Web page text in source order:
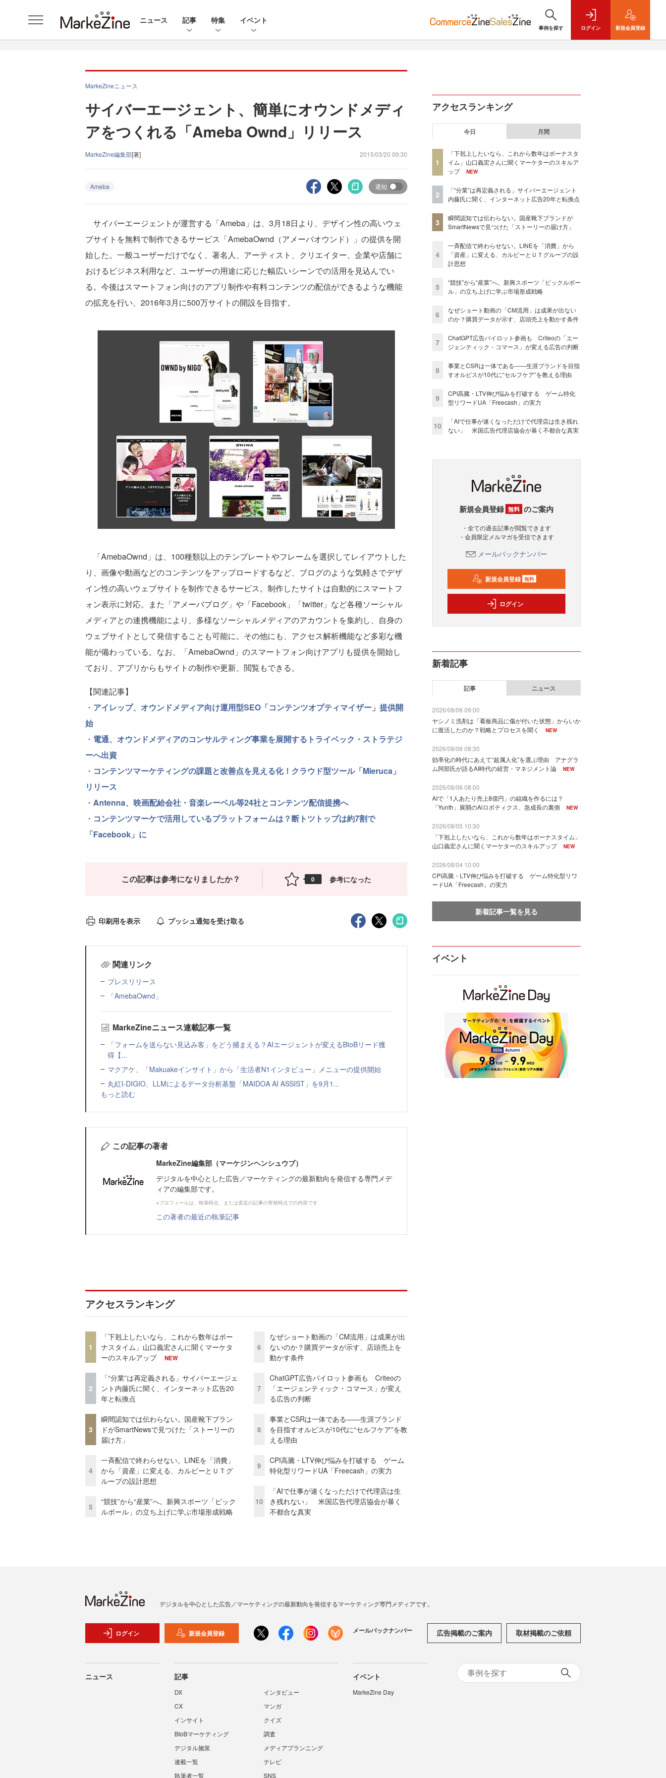
ニュース 記事 特集 イベント
事例を探す ログイン 新規会員登録
MarkeZineニュース
サイバーエージェント、簡単にオウンドメディ
アをつくれる「Ameba Ownd」リリース
MarkeZine編集部[著] 2015/03/20 09:30
Ameba 通知
サイバーエージェントが運営する「Ameba」は、3月18日より、デザイン性の高いウェ
ブサイトを無料で制作できるサービス「AmebaOwnd（アメーバオウンド）」の提供を開
始した。一般ユーザーだけでなく、著名人、アーティスト、クリエイター、企業や店舗に
おけるビジネス利用など、ユーザーの用途に応じた幅広いシーンでの活用を見込んでい
る。今後はスマートフォン向けのアプリ制作や有料コンテンツの配信ができるような機能
の拡充を行い、2016年3月に500万サイトの開設を目指す。
「AmebaOwnd」は、100種類以上のテンプレートやフレームを選択してレイアウトした
り、画像や動画などのコンテンツをアップロードするなど、ブログのような気軽さでデザ
イン性の高いウェブサイトを制作できるサービス。制作したサイトは自動的にスマートフ
ォン表示に対応。また「アメーバブログ」や「Facebook」「twitter」など各種ソーシャル
メディアとの連携機能により、多様なソーシャルメディアのアカウントを集約し、自身の
ウェブサイトとして発信することも可能に。その他にも、アクセス解析機能など多彩な機
能が備わっている。なお、「AmebaOwnd」のスマートフォン向けアプリも提供を開始し
ており、アプリからもサイトの制作や更新、閲覧もできる。
【関連記事】
・ アイレップ、オウンドメディア向け運用型SEO「コンテンツオプティマイザー」提供開
始
・ 電通、オウンドメディアのコンサルティング事業を展開するトライベック・ストラテジ
ーへ出資
・ コンテンツマーケティングの課題と改善点を見える化！クラウド型ツール「Mieruca」
リリース
・ Antenna、映画配給会社・音楽レーベル等24社とコンテンツ配信提携へ
・ コンテンツマーケで活用しているプラットフォームは？断トツトップは約7割で
「Facebook」に
この記事は参考になりましたか？ 0 参考になった
印刷用を表示 プッシュ通知を受け取る
関連リンク
プレスリリース
「AmebaOwnd」
MarkeZineニュース連載記事一覧
「フォームを送らない見込み客」をどう捕まえる？AIエージェントが変えるBtoBリード獲
得【...
マクアケ、「Makuakeインサイト」から「生活者N1インタビュー」メニューの提供開始
丸紅I-DIGIO、LLMによるデータ分析基盤「MAIDOA AI ASSIST」を9月1...
もっと読む
この記事の著者
MarkeZine編集部（マーケジンヘンシュウブ）
デジタルを中心とした広告／マーケティングの最新動向を発信する専門メデ
ィアの編集部です。
※プロフィールは、執筆時点、または直近の記事の寄稿時点での内容です
この著者の最近の執筆記事
アクセスランキング
1
「下剋上したいなら、これから数年はボー
ナスタイム」山口義宏さんに聞くマーケタ
ーのスキルアップ
NEW
2
「“分業”は再定義される」サイバーエージェ
ント内藤氏に聞く、インターネット広告20
年と転換点
3
瞬間認知では伝わらない。国産靴下ブラン
ドがSmartNewsで見つけた「ストーリーの
届け方」
4
一斉配信で終わらせない。LINEを「消費」
から「資産」に変える、カルビーとＵＴグ
ループの設計思想
5
“競技”から“産業”へ。新興スポーツ「ピック
ルボール」の立ち上げに学ぶ市場形成戦略
6
なぜショート動画の「CM流用」は成果が出
ないのか？購買データが示す、店頭売上を
動かす条件
7
ChatGPT広告パイロット参画も Criteoの
「エージェンティック・コマース」が変え
る広告の判断
8
事業とCSRは一体である――生涯ブランド
を目指すオルビスが10代に“セルフケア”を教
える理由
9
CPI高騰・LTV伸び悩みを打破する ゲーム
特化型リワードUA「Freecash」の実力
10
「AIで仕事が速くなっただけで代理店は生
き残れない」 米国広告代理店協会が暴く
不都合な真実
アクセスランキング
今日 月間
1
「下剋上したいなら、これから数年はボーナスタ
イム」山口義宏さんに聞くマーケターのスキルア
ップ
NEW
2
「“分業”は再定義される」サイバーエージェント
内藤氏に聞く、インターネット広告20年と転換点
3
瞬間認知では伝わらない。国産靴下ブランドが
SmartNewsで見つけた「ストーリーの届け方」
4
一斉配信で終わらせない。LINEを「消費」から
「資産」に変える、カルビーとＵＴグループの設
計思想
5
“競技”から“産業”へ。新興スポーツ「ピックルボー
ル」の立ち上げに学ぶ市場形成戦略
6
なぜショート動画の「CM流用」は成果が出ない
のか？購買データが示す、店頭売上を動かす条件
7
ChatGPT広告パイロット参画も Criteoの「エー
ジェンティック・コマース」が変える広告の判断
8
事業とCSRは一体である――生涯ブランドを目指
すオルビスが10代に“セルフケア”を教える理由
9
CPI高騰・LTV伸び悩みを打破する ゲーム特化
型リワードUA「Freecash」の実力
10
「AIで仕事が速くなっただけで代理店は生き残れ
ない」 米国広告代理店協会が暴く不都合な真実
新規会員登録 無料 のご案内
・全ての過去記事が閲覧できます
・会員限定メルマガを受信できます
メールバックナンバー
新規会員登録 無料
ログイン
新着記事
記事 ニュース
2026/08/06 09:00
ヤシノミ洗剤は「看板商品に傷が付いた状態」からいか
に復活したのか？戦略とプロセスを聞く
NEW
2026/08/06 08:30
効率化の時代にあえて“超属人化”を選ぶ理由 アナグラ
ム阿部氏が語るAI時代の経営・マネジメント論
NEW
2026/08/06 08:00
AIで「1人あたり売上8億円」の組織を作るには？
「Yunth」展開のAiロボティクス、急成長の裏側
NEW
2026/08/05 10:30
「下剋上したいなら、これから数年はボーナスタイム」
山口義宏さんに聞くマーケターのスキルアップ
NEW
2026/08/04 10:00
CPI高騰・LTV伸び悩みを打破する ゲーム特化型リワ
ードUA「Freecash」の実力
新着記事一覧を見る
イベント
デジタルを中心とした広告／マーケティングの最新動向を発信するマーケティング専門メディアです。
ログイン 新規会員登録 メールバックナンバー 広告掲載のご案内 取材掲載のご依頼
ニュース 記事
DX
インタビュー
CX
マンガ
インサイト
クイズ
BtoBマーケティング
調査
デジタル施策
メディアプランニング
連載一覧
テレビ
執筆者一覧
SNS
イベント
MarkeZine Day